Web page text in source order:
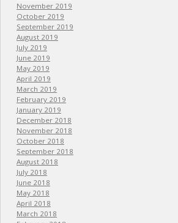
November 2019
October 2019
September 2019
August 2019
July 2019
June 2019
May 2019
April 2019
March 2019
February 2019
January 2019
December 2018
November 2018
October 2018
September 2018
August 2018
July 2018
June 2018
May 2018
April 2018
March 2018